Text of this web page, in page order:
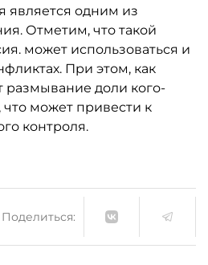
является одним из
Отметим, что такой
может использоваться и
При этом, как
размывание доли кого-
может привести к
контроля.
Поделиться: